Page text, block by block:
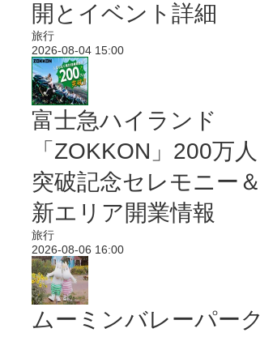
開とイベント詳細
旅行
2026-08-04 15:00
富士急ハイランド
「ZOKKON」200万人
突破記念セレモニー＆
新エリア開業情報
旅行
2026-08-06 16:00
ムーミンバレーパーク